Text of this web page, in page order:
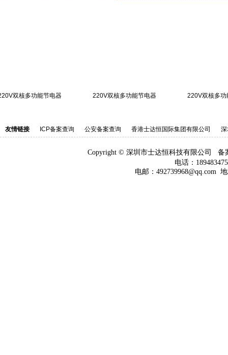
双核多功能节电器 220V双核多功能节电器 220V双核多功
友情链接 ICP备案查询 公安备案查询 香港士达恒国际集团有限公司
Copyright © 深圳市士达恒科技有限公司 备
电话：
电邮：492739968@qq.com